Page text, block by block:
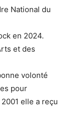
National du
en 2024.
et des
volonté
pour
elle a reçu